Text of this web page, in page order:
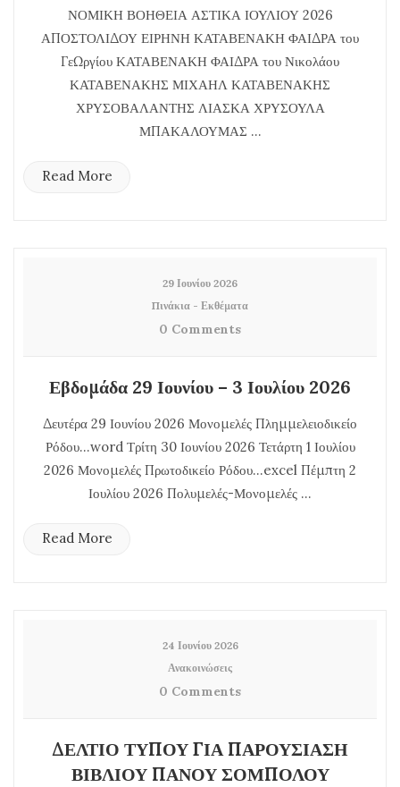
ΝΟΜΙΚΗ ΒΟΗΘΕΙΑ ΑΣΤΙΚΑ ΙΟΥΛΙΟΥ 2026
ΑΠΟΣΤΟΛΙΔΟΥ ΕΙΡΗΝΗ ΚΑΤΑΒΕΝΑΚΗ ΦΑΙΔΡΑ του
ΓεΩργίου ΚΑΤΑΒΕΝΑΚΗ ΦΑΙΔΡΑ του Νικολάου
ΚΑΤΑΒΕΝΑΚΗΣ ΜΙΧΑΗΛ ΚΑΤΑΒΕΝΑΚΗΣ
ΧΡΥΣΟΒΑΛΑΝΤΗΣ ΛΙΑΣΚΑ ΧΡΥΣΟΥΛΑ
ΜΠΑΚΑΛΟΥΜΑΣ ...
Read More
29 Ιουνίου 2026
Πινάκια - Εκθέματα
0 Comments
Εβδομάδα 29 Ιουνίου – 3 Ιουλίου 2026
Δευτέρα 29 Ιουνίου 2026 Μονομελές Πλημμελειοδικείο
Ρόδου…word Τρίτη 30 Ιουνίου 2026 Τετάρτη 1 Ιουλίου
2026 Μονομελές Πρωτοδικείο Ρόδου…excel Πέμπτη 2
Ιουλίου 2026 Πολυμελές-Μονομελές ...
Read More
24 Ιουνίου 2026
Ανακοινώσεις
0 Comments
ΔΕΛΤΙΟ ΤΥΠΟΥ ΓΙΑ ΠΑΡΟΥΣΙΑΣΗ
ΒΙΒΛΙΟΥ ΠΑΝΟΥ ΣΟΜΠΟΛΟΥ